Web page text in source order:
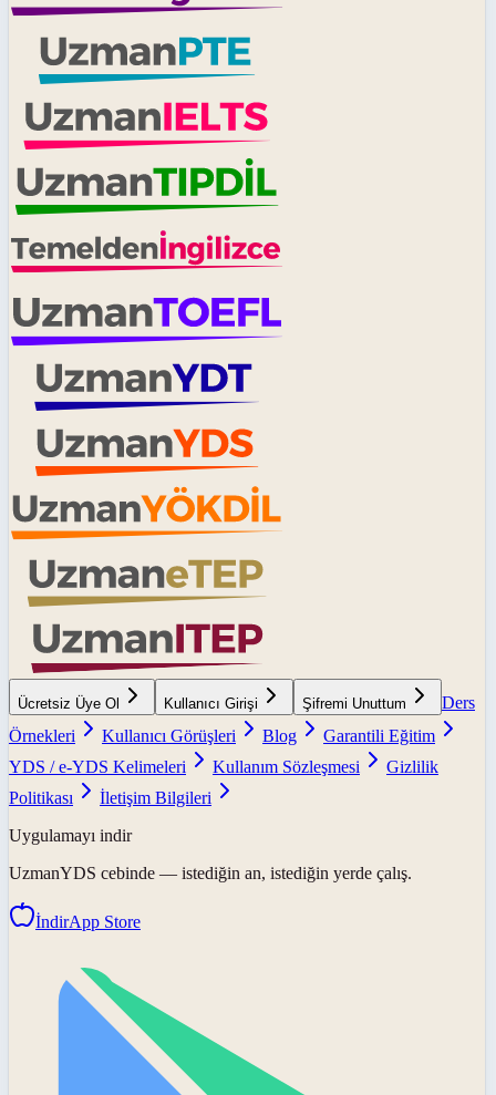
Ücretsiz Üye Ol Kullanıcı Girişi Şifremi Unuttum
Ders
Örnekleri
Kullanıcı Görüşleri Blog
Garantili Eğitim
YDS / e-YDS Kelimeleri
Kullanım Sözleşmesi
Gizlilik
Politikası
İletişim Bilgileri
Uygulamayı indir
UzmanYDS cebinde — istediğin an, istediğin yerde çalış.
İndirApp Store